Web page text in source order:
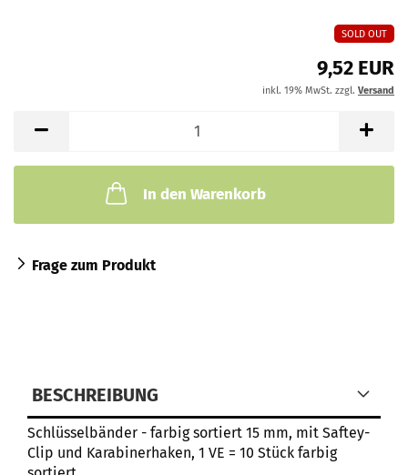
SOLD OUT
9,52 EUR
inkl. 19% MwSt. zzgl. Versand
In den Warenkorb
Frage zum Produkt
BESCHREIBUNG
Schlüsselbänder - farbig sortiert 15 mm, mit Saftey-
Clip und Karabinerhaken, 1 VE = 10 Stück farbig